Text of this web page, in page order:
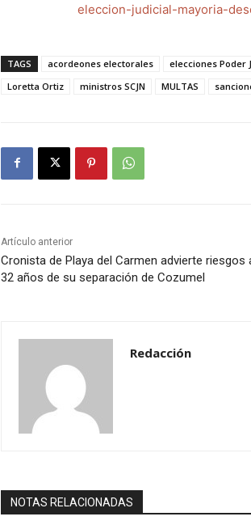
eleccion-judicial-mayoria-
TAGS acordeones electorales elecciones Poder
Loretta Ortiz
ministros SCJN MULTAS
Artículo anterior
Cronista de Playa del Carmen advierte riesgos
32 años de su separación de Cozumel
Redacción
NOTAS RELACIONADAS